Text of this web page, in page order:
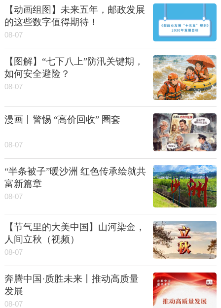
【动画组图】未来五年，邮政发展
的这些数字值得期待！
08-07
【图解】“七下八上”防汛关键期，
如何安全避险？
08-07
漫画丨警惕 “高价回收” 圈套
08-07
“半条被子”暖沙洲 红色传承绘就共
富新篇章
08-07
【节气里的大美中国】山河染金，
人间立秋（视频）
08-07
奔腾中国·质胜未来丨推动高质量
发展
08-07